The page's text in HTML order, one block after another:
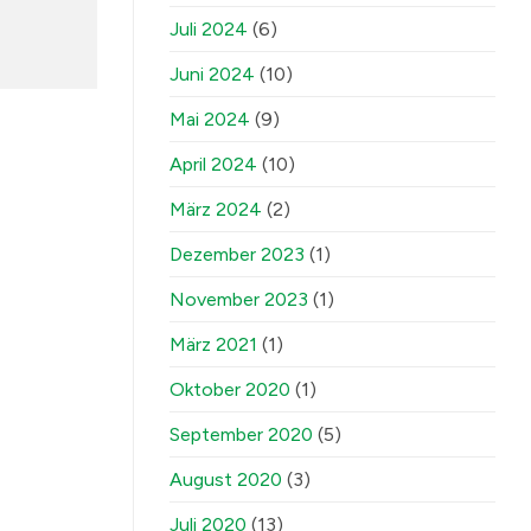
Juli 2024 (6)
Juni 2024 (10)
Mai 2024 (9)
April 2024 (10)
März 2024 (2)
Dezember 2023 (1)
November 2023 (1)
März 2021 (1)
Oktober 2020 (1)
September 2020 (5)
August 2020 (3)
Juli 2020 (13)